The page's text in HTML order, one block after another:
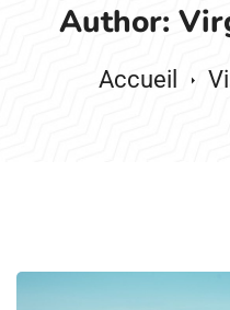
Author: